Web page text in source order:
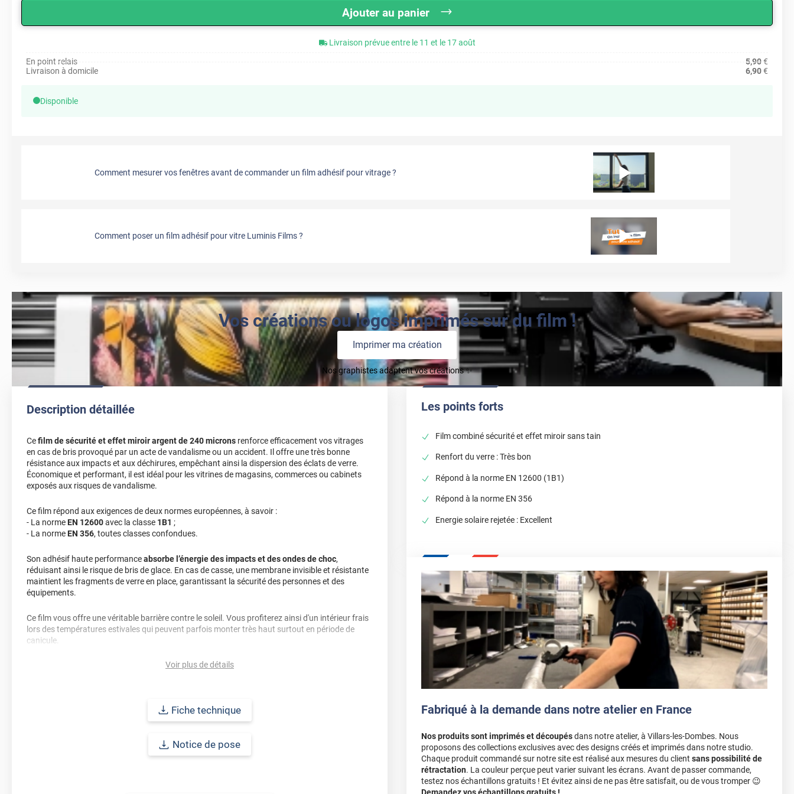
Ajouter au panier
Livraison prévue entre le 11 et le 17 août
En point relais
5,90€
Livraison à domicile
6,90€
Disponible
Comment mesurer vos fenêtres avant de commander un film adhésif pour vitrage ?
Comment poser un film adhésif pour vitre Luminis Films ?
Vos créations ou logos imprimés sur du film !
Imprimer ma création
Nos graphistes adaptent vos créations ✨
Description détaillée
Cefilm de sécurité et effet miroir argent de 240 microns renforce efficacement vos vitrages
en cas de bris provoqué par un acte de vandalisme ou un accident. Il offre une très bonne
résistance aux impacts et aux déchirures, empêchant ainsi la dispersion des éclats de verre.
Économique et performant, il est idéal pour les vitrines de magasins, commerces ou cabinets
exposés aux risques de vandalisme.
Ce film répond aux exigences de deux normes européennes, à savoir :
- La normeEN 12600avec la classe 1B1 ;
- La normeEN 356, toutes classes confondues.
Son adhésif haute performanceabsorbe l’énergie des impacts et des ondes de choc,
réduisant ainsi le risque de bris de glace. En cas de casse, une membrane invisible et résistante
maintient les fragments de verre en place, garantissant la sécurité des personnes et des
équipements.
Ce film vous offre une véritable barrière contre le soleil. Vous profiterez ainsi d'un intérieur frais
lors des températures estivales qui peuvent parfois monter très haut surtout en période de
canicule.
effet miroir sans tain. Le film pour vitrage miroir sans tain
sont allumées, l'effet miroir se fera côté intérieur. À la tombée de la nuit, l'effet miroir s'inverse,
permettant ainsi aux regards extérieurs d'apercevoir l'intérieur. Pour remédier à cela, il est
La surface d’installation doit être propre, sans poussière, graisse ou autre contaminant.
Voir plus de détails
Fiche technique
Notice de pose
Les points forts
Film combiné sécurité et effet miroir sans tain
Renfort du verre : Très bon
Répond à la norme EN 12600 (1B1)
Répond à la norme EN 356
Energie solaire rejetée : Excellent
Fabriqué à la demande dans notre atelier en France
Nos produits sont imprimés et découpésdans notre atelier, à Villars-les-Dombes. Nous
proposons des collections exclusives avec des designs créés et imprimés dans notre studio.
Chaque produit commandé sur notre site est réalisé aux mesures du client sans possibilité de
rétractation. La couleur perçue peut varier suivant les écrans. Avant de passer commande,
testez nos échantillons gratuits ! Et évitez ainsi de ne pas être satisfait, ou de vous tromper 😉
Demandez vos échantillons gratuits !